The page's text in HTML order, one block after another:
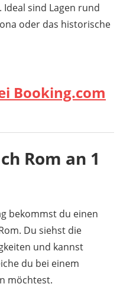
sind Lagen rund
oder das historische
Booking.com
Rom an 1
bekommst du einen
Du siehst die
und kannst
du bei einem
möchtest.